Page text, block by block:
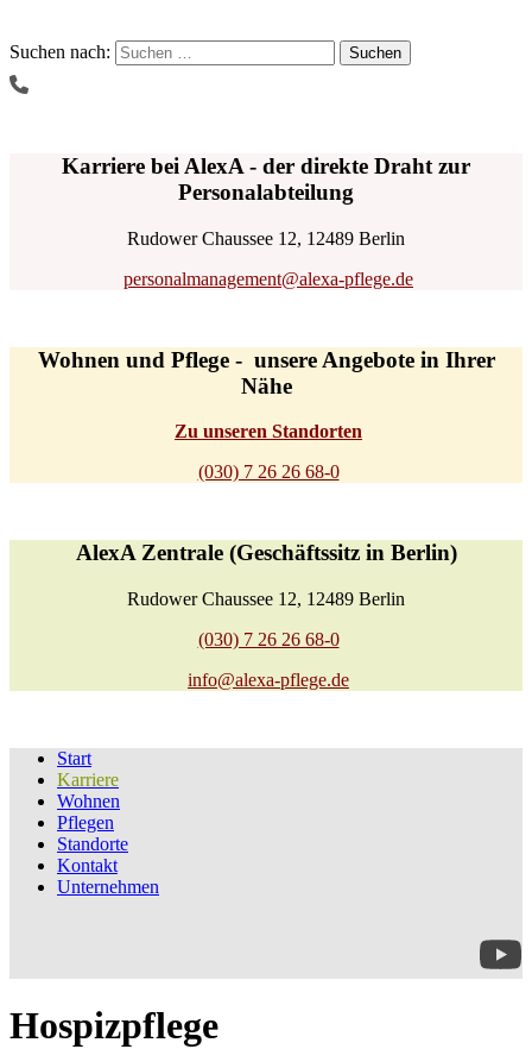
Suchen nach:
Karriere bei AlexA - der direkte Draht zur
Personalabteilung
Rudower Chaussee 12, 12489 Berlin
personalmanagement@alexa-pflege.de
Wohnen und Pflege - unsere Angebote in Ihrer
Nähe
Zu unseren Standorten
(030) 7 26 26 68-0
AlexA Zentrale (Geschäftssitz in Berlin)
Rudower Chaussee 12, 12489 Berlin
(030) 7 26 26 68-0
info@alexa-pflege.de
Start
Karriere
Wohnen
Pflegen
Standorte
Kontakt
Unternehmen
Hospizpflege